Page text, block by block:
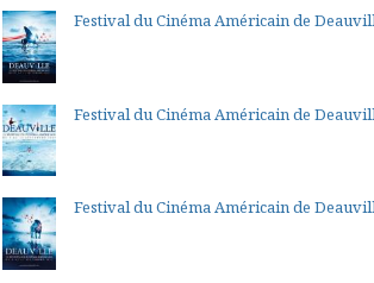
Festival du Cinéma Américain de
Festival du Cinéma Américain de
Festival du Cinéma Américain de